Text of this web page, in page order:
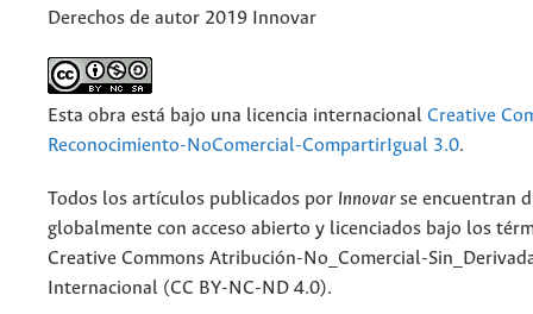
Derechos de autor 2019 Innovar
Esta obra está bajo una licencia internacional Creative
Reconocimiento-NoComercial-CompartirIgual 3.0.
Todos los artículos publicados por Innovarse encuentran
globalmente con acceso abierto y licenciados bajo los
Creative Commons Atribución-No_Comercial-
Internacional (CC BY-NC-ND 4.0).